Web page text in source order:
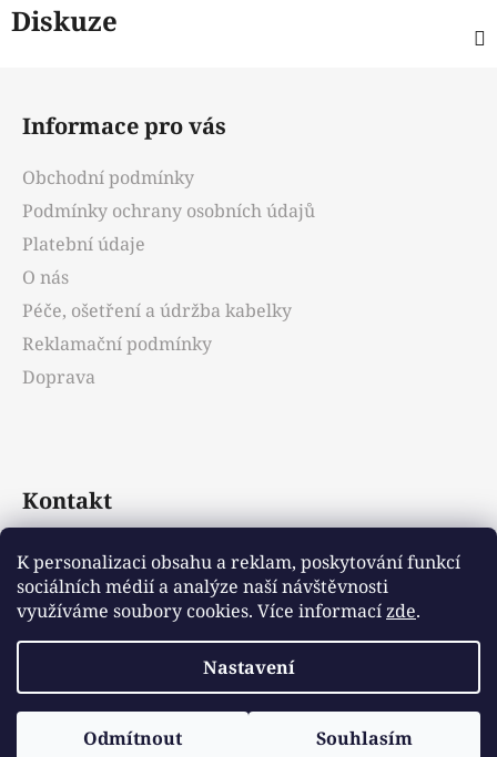
K personalizaci obsahu a reklam, poskytování funkcí
sociálních médií a analýze naší návštěvnosti
využíváme soubory cookies. Více informacízde.
Nastavení
Odmítnout Souhlasím
Diskuze
Informace pro vás
Obchodní podmínky
Podmínky ochrany osobních údajů
Platební údaje
O nás
Péče, ošetření a údržba kabelky
Reklamační podmínky
Doprava
Kontakt
info@emotys.cz
+421903231812
Vytvořil Shoptet
Copyright 2026
. Všechna práva